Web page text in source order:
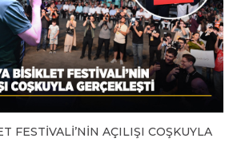
FESTİVALİ’NİN AÇILIŞI COŞKUYLA